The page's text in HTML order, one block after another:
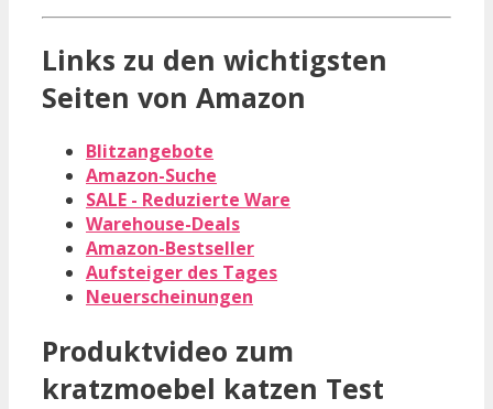
Links zu den wichtigsten
Seiten von Amazon
Blitzangebote
Amazon-Suche
SALE - Reduzierte Ware
Warehouse-Deals
Amazon-Bestseller
Aufsteiger des Tages
Neuerscheinungen
Produktvideo zum
kratzmoebel katzen Test